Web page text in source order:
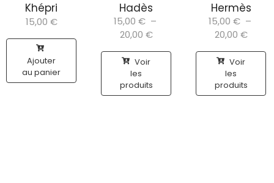
Khépri
15,00 €
Ajouter
au panier
Hadès
15,00 € –
20,00 €
Voir
les
produits
Hermès
15,00 € –
20,00 €
Voir
les
produits